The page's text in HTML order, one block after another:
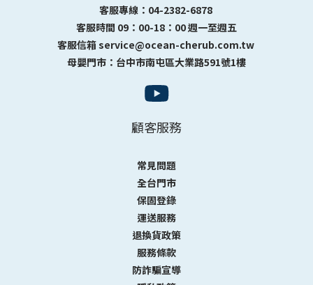
客服專線：04-2382-6878
客服時間 09：00-18：00 週一至週五
客服信箱 service@ocean-cherub.com.tw
母嬰門市：台中市南屯區大業路591號1樓
顧客服務
常見問題
全台門市
保固登錄
運送服務
退換貨政策
服務條款
防詐騙宣導